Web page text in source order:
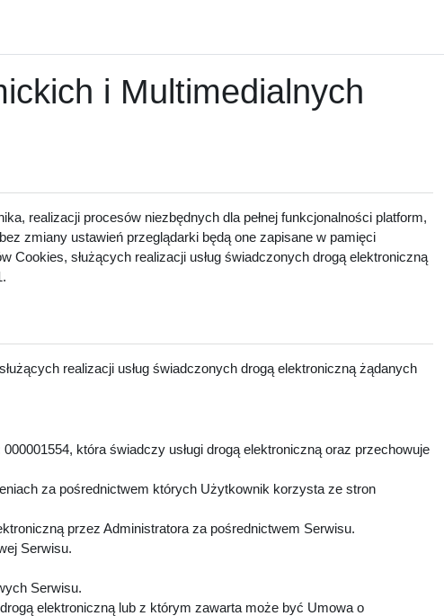
i Multimedialnych
realizacji procesów niezbędnych dla pełnej funkcjonalności platform,
zmiany ustawień przeglądarki będą one zapisane w pamięci
służących realizacji usług świadczonych drogą elektroniczną
realizacji usług świadczonych drogą elektroniczną żądanych
która świadczy usługi drogą elektroniczną oraz przechowuje
za pośrednictwem których Użytkownik korzysta ze stron
przez Administratora za pośrednictwem Serwisu.
Serwisu.
Serwisu.
elektroniczną lub z którym zawarta może być Umowa o